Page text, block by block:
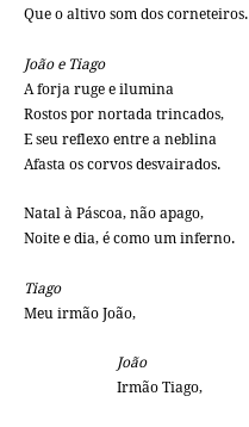
Que o altivo som dos corneteiros.
João e Tiago
A forja ruge e ilumina
Rostos por nortada trincados,
E seu reflexo entre a neblina
Afasta os corvos desvairados.
Natal à Páscoa, não apago,
Noite e dia, é como um inferno.
Tiago
Meu irmão João,
João
Irmão Tiago,